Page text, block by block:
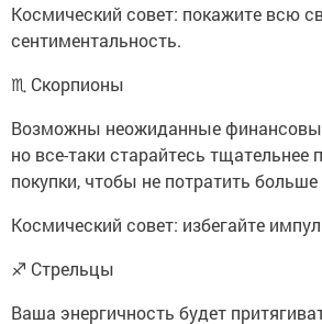
Космический совет: покажите всю
сентиментальность.
♏ Скорпионы
Возможны неожиданные
но все-таки старайтесь тщательнее
покупки, чтобы не потратить
Космический совет: избегайте
♐ Стрельцы
Ваша энергичность будет